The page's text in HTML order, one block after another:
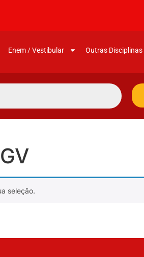
Enem / Vestibular Outras Disciplinas
seleção.